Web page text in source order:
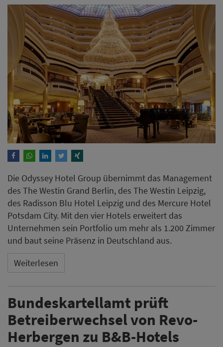
Die Odyssey Hotel Group übernimmt das Management
des The Westin Grand Berlin, des The Westin Leipzig,
des Radisson Blu Hotel Leipzig und des Mercure Hotel
Potsdam City. Mit den vier Hotels erweitert das
Unternehmen sein Portfolio um mehr als 1.200 Zimmer
und baut seine Präsenz in Deutschland aus.
Weiterlesen
Bundeskartellamt prüft
Betreiberwechsel von Revo-
Herbergen zu B&B-Hotels